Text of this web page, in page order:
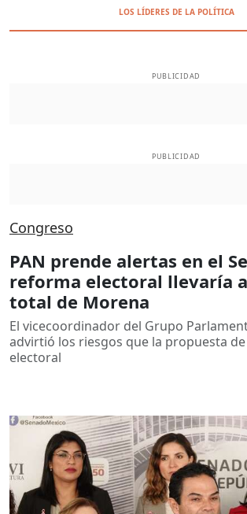
LOS LÍDERES DE LA POLÍTICA
PUBLICIDAD
PUBLICIDAD
Congreso
PAN prende alertas en el
reforma electoral llevaría
total de Morena
El vicecoordinador del Grupo
advirtió los riesgos que la propuesta
electoral